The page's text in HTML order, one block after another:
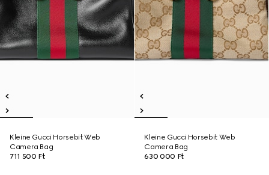
Kleine Gucci Horsebit Web
Camera Bag
711 500 Ft
Kleine Gucci Horsebit Web
Camera Bag
630 000 Ft